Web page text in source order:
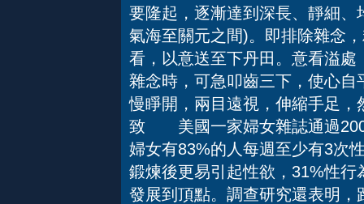
要隆起，逐漸達到深長、靜細
氣海至關元之間)。即排除雜念
看，以意送至下丹田。意看溢
雜念時，可急叩齒三下，使心
慢睜開，兩目遠視，伸縮手足
致 美國一家婦女雜誌通過
婦女有83%的人每週至少有3次
鍛煉後更易引起性欲，31%性
發展到頂點。調查研究還表明